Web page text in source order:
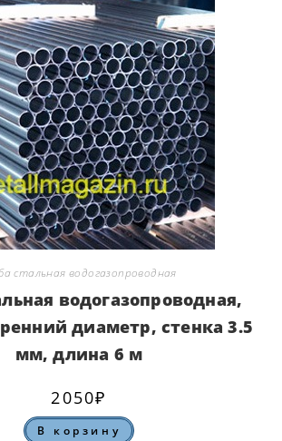
стальная водогазопроводная
водогазопроводная,
диаметр, стенка 3.5
мм, длина 6 м
2050₽
В корзину